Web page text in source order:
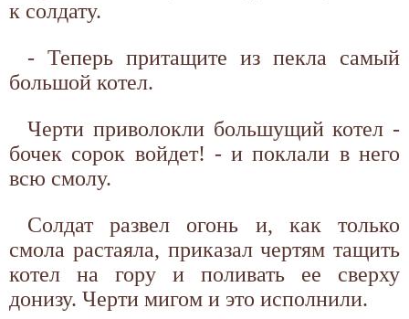
к солдату.
- Теперь притащите из пекла самый
большой котел.
Черти приволокли большущий котел -
бочек сорок войдет! - и поклали в него
всю смолу.
Солдат развел огонь и, как только
смола растаяла, приказал чертям тащить
котел на гору и поливать ее сверху
донизу. Черти мигом и это исполнили.